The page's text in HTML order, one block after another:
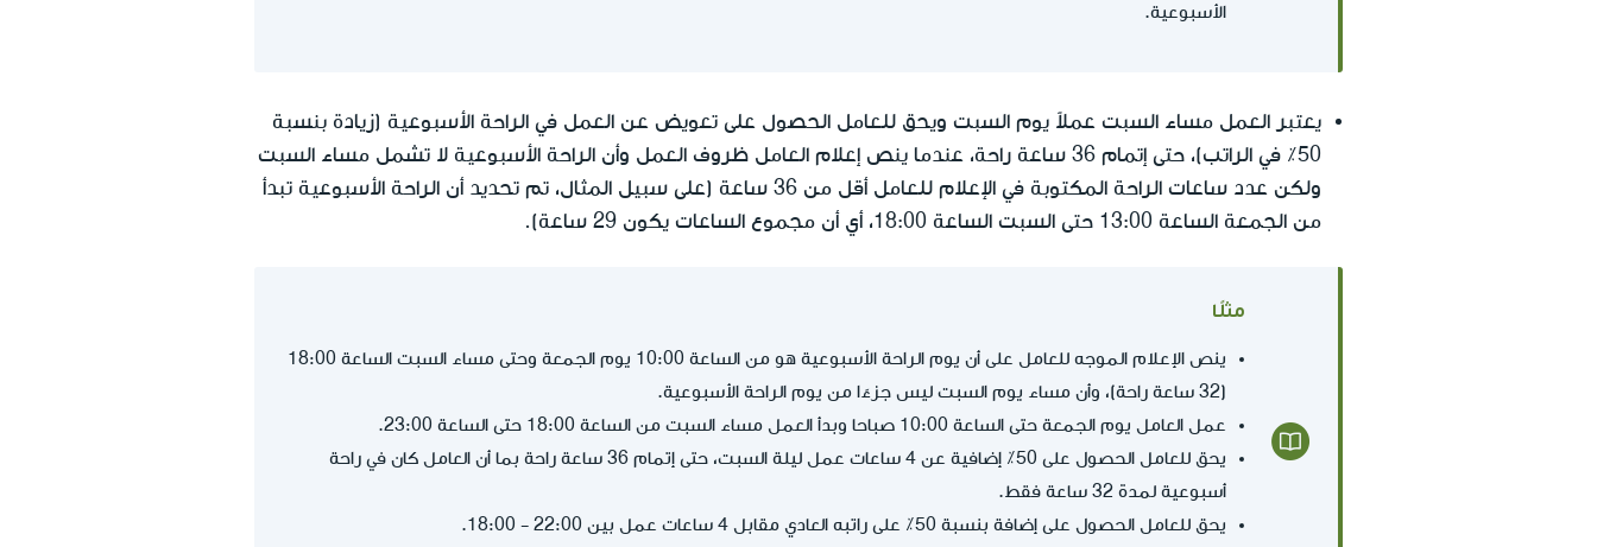
الأسبوعية.
يعتبر العمل مساء السبت عملاً يوم السبت ويحق للعامل الحصول على تعويض عن العمل في الراحة الأسبوعية (زيادة بنسبة
50٪ في الراتب)، حتى إتمام 36 ساعة راحة، عندما ينص إعلام العامل ظروف العمل وأن الراحة الأسبوعية لا تشمل مساء السبت
ولكن عدد ساعات الراحة المكتوبة في الإعلام للعامل أقل من 36 ساعة (على سبيل المثال، تم تحديد أن الراحة الأسبوعية تبدأ
من الجمعة الساعة 13:00 حتى السبت الساعة 18:00، أي أن مجموع الساعات يكون 29 ساعة).
مثلًا
ينص الإعلام الموجه للعامل على أن يوم الراحة الأسبوعية هو من الساعة 10:00 يوم الجمعة وحتى مساء السبت الساعة 18:00
(32 ساعة راحة)، وأن مساء يوم السبت ليس جزءًا من يوم الراحة الأسبوعية.
عمل العامل يوم الجمعة حتى الساعة 10:00 صباحا وبدأ العمل مساء السبت من الساعة 18:00 حتى الساعة 23:00.
يحق للعامل الحصول على 50٪ إضافية عن 4 ساعات عمل ليلة السبت، حتى إتمام 36 ساعة راحة بما أن العامل كان في راحة
أسبوعية لمدة 32 ساعة فقط.
يحق للعامل الحصول على إضافة بنسبة 50٪ على راتبه العادي مقابل 4 ساعات عمل بين 22:00 - 18:00.